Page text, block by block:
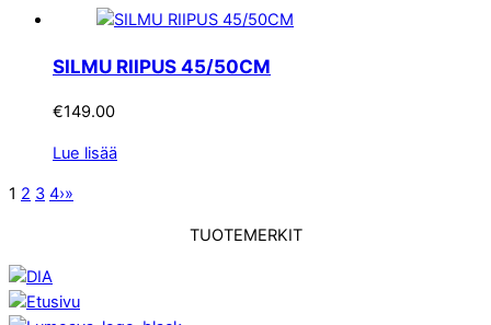
SILMU RIIPUS 45/50CM
€149.00
Lue lisää
1 2 3 4›»
TUOTEMERKIT